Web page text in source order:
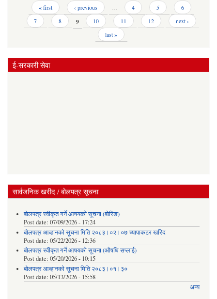
Pages « first ‹ previous … 4 5
6
7
8 9 10 11 12
next ›
last »
ई-सरकारी सेवा
सार्वजनिक खरीद / बोलपत्र सूचना
बोलपत्र स्वीकृत गर्ने आषयको सूचना (बोरिङ)
Post date: 07/09/2026 - 17:24
बोलपत्र आव्हानको सूचना मिति २०८३।०२।०७ च्यापाकटर खरिद
Post date: 05/22/2026 - 12:36
बोलपत्र स्वीकृत गर्ने आषयको सूचना (औषधि सप्लाई)
Post date: 05/20/2026 - 10:15
बोलपत्र आव्हानको सूचना मिति २०८३।०१।३०
Post date: 05/13/2026 - 15:58
अन्य